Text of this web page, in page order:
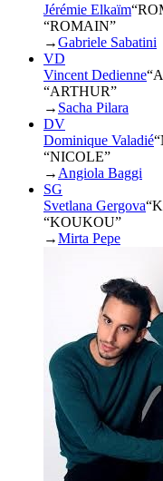
Jérémie Elkaïm“
“ROMAIN”
→Gabriele Sabatini
VD
Vincent Dedienne“
“ARTHUR”
→ Sacha Pilara
DV
Dominique Valadié“
“NICOLE”
→ Angiola Baggi
SG
Svetlana Gergova“
“KOUKOU”
→Mirta Pepe